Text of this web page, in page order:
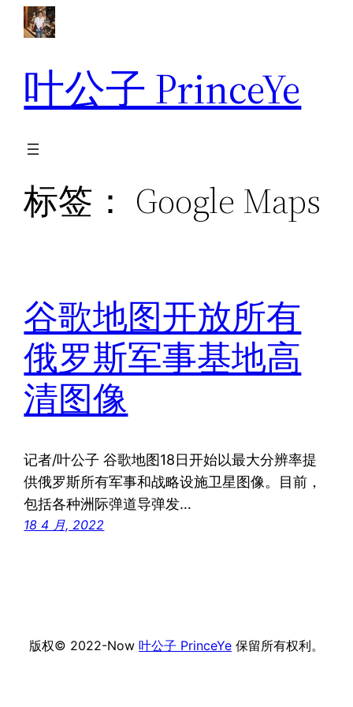
叶公子 PrinceYe
标签： Google Maps
谷歌地图开放所有
俄罗斯军事基地高
清图像
记者/叶公子 谷歌地图18日开始以最大分辨率提
供俄罗斯所有军事和战略设施卫星图像。目前，
包括各种洲际弹道导弹发…
18 4 月, 2022
版权© 2022-Now 叶公子 PrinceYe 保留所有权利。